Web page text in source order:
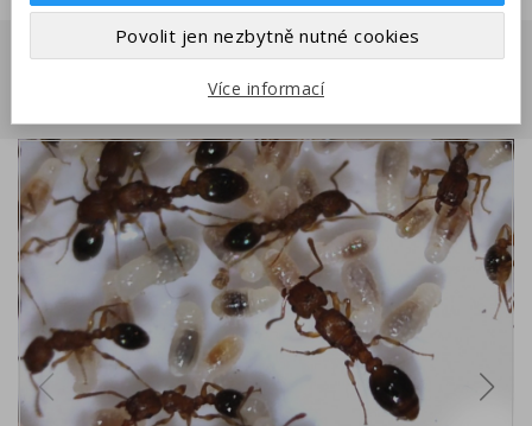
Domů Mravenci Druhy z Asie
Tetramorium
bicarinatum
VYPRODÁNO
Povolit jen nezbytně nutné cookies
Více informací